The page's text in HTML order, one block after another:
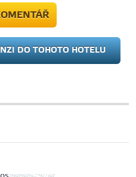
DO TOHOTO HOTELU